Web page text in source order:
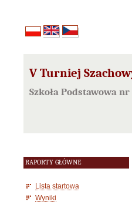
V Turniej
Szkoła Podstawowa
RAPORTY GŁÓWNE
Lista startowa
Wyniki